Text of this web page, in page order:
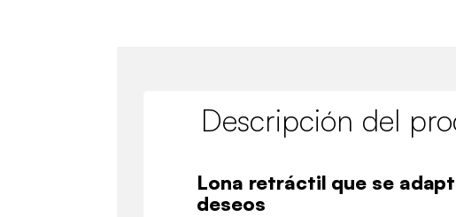
Descripción del
Lona retráctil que se
deseos